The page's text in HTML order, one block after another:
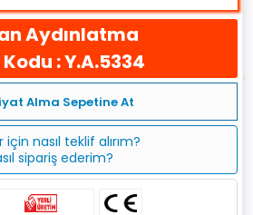
Aydınlatma
: Y.A.5334
Alma Sepetine At
için nasıl teklif alırım?
sipariş ederim?